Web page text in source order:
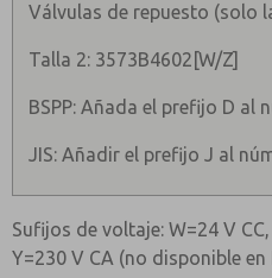
Válvulas de repuesto (solo
Talla 2: 3573B4602[W/Z]
BSPP: Añada el prefijo D al
JIS: Añadir el prefijo J al
Sufijos de voltaje: W=24 V
Y=230 V CA (no disponible en